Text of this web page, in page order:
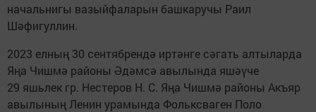
начальнигы вазыйфаларын башкаручы Раил
Шәфигуллин.
2023 елның 30 сентябрендә иртәнге сәгать алтыларда
Яңа Чишмә районы Әдәмсә авылында яшәүче
29 яшьлек гр. Нестеров Н. С. Яңа Чишмә районы Акъяр
авылының Ленин урамында Фольксваген Поло